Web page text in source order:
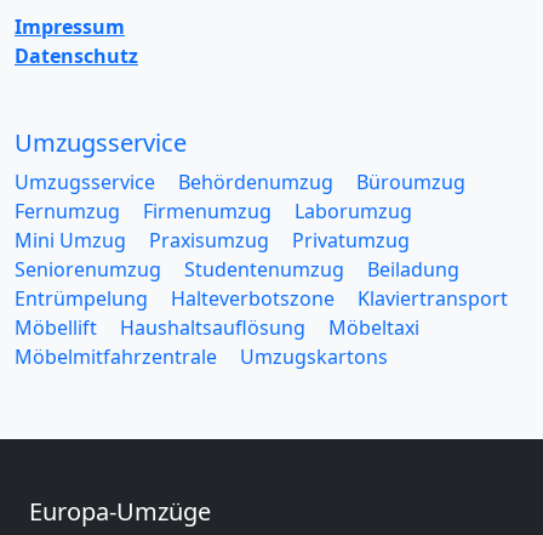
Impressum
Datenschutz
Umzugsservice
Umzugsservice Behördenumzug
Büroumzug
Fernumzug
Firmenumzug
Laborumzug
Mini Umzug
Praxisumzug
Privatumzug
Seniorenumzug
Studentenumzug
Beiladung
Entrümpelung
Halteverbotszone
Klaviertransport
Möbellift
Haushaltsauflösung
Möbeltaxi
Möbelmitfahrzentrale
Umzugskartons
Europa-Umzüge